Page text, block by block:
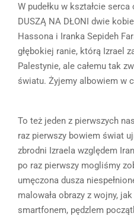
W pudełku w kształcie
DUSZĄ NA DŁONI dwie
Hassona i Iranka Sepideh
głębokiej ranie, którą Izrael
Palestynie, ale całemu tak
światu. Żyjemy albowiem w
To też jeden z pierwszych
raz pierwszy bowiem świat
zbrodni Izraela względem
po raz pierwszy mogliśmy
umęczona dusza
malowała obrazy z wojny,
smartfonem, pędzlem